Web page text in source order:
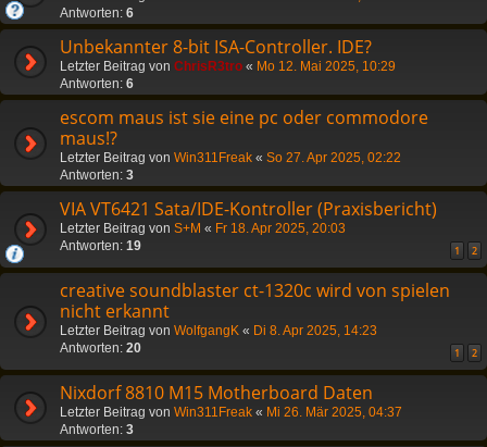
Antworten: 6
Unbekannter 8-bit ISA-Controller. IDE?
Letzter Beitrag von ChrisR3tro « Mo 12. Mai 2025, 10:29
Antworten: 6
escom maus ist sie eine pc oder commodore
maus!?
Letzter Beitrag von Win311Freak « So 27. Apr 2025, 02:22
Antworten: 3
VIA VT6421 Sata/IDE-Kontroller (Praxisbericht)
Letzter Beitrag von S+M « Fr 18. Apr 2025, 20:03
Antworten: 19 1 2
creative soundblaster ct-1320c wird von spielen
nicht erkannt
Letzter Beitrag von WolfgangK « Di 8. Apr 2025, 14:23
Antworten: 20 1 2
Nixdorf 8810 M15 Motherboard Daten
Letzter Beitrag von Win311Freak « Mi 26. Mär 2025, 04:37
Antworten: 3